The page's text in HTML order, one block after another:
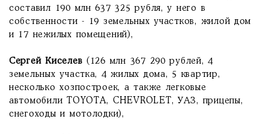
составил 190 млн 637 325 рубля, у него в
собственности - 19 земельных участков, жилой дом
и 17 нежилых помещений),
Сергей Киселев (126 млн 367 290 рублей, 4
земельных участка, 4 жилых дома, 5 квартир,
несколько хозпостроек, а также легковые
автомобили TOYOTA, CHEVROLET, УАЗ, прицепы,
снегоходы и мотолодки),